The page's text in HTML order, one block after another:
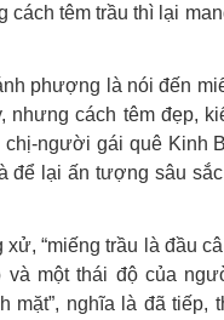
cách têm trầu thì lại
phượng là nói đến
nhưng cách têm đẹp,
người gái quê Kinh
để lại ấn tượng sâu
“miếng trầu là đầu
một thái độ của
mặt”, nghĩa là đã tiếp,